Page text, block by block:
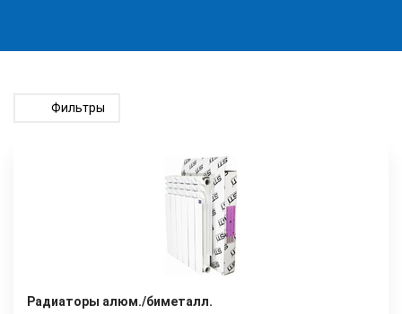
Фильтры
Радиаторы алюм./биметалл.